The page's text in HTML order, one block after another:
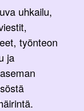
uhkailu,
työnteon
ja